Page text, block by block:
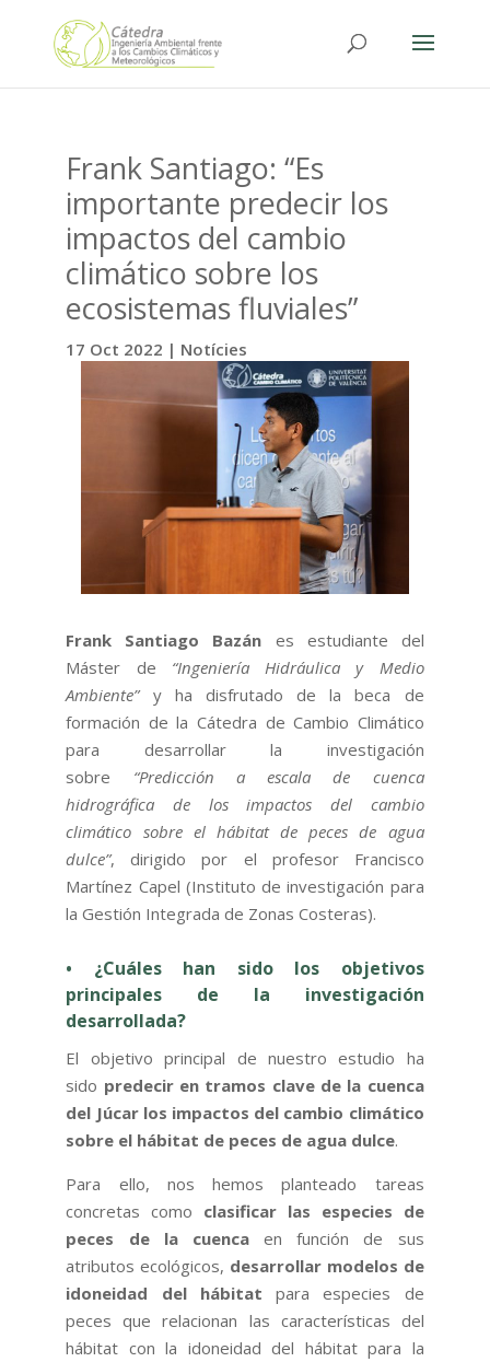
Frank Santiago: “Es
importante predecir los
impactos del cambio
climático sobre los
ecosistemas fluviales”
17 Oct 2022 | Notícies
Frank Santiago Bazán es estudiante del
Máster de “Ingeniería Hidráulica y Medio
Ambiente” y ha disfrutado de la beca de
formación de la Cátedra de Cambio Climático
para desarrollar la investigación
sobre “Predicción a escala de cuenca
hidrográfica de los impactos del cambio
climático sobre el hábitat de peces de agua
dulce”, dirigido por el profesor Francisco
Martínez Capel (Instituto de investigación para
la Gestión Integrada de Zonas Costeras).
• ¿Cuáles han sido los objetivos
principales de la investigación
desarrollada?
El objetivo principal de nuestro estudio ha
sido predecir en tramos clave de la cuenca
del Júcar los impactos del cambio climático
sobre el hábitat de peces de agua dulce.
Para ello, nos hemos planteado tareas
concretas como clasificar las especies de
peces de la cuencaen función de sus
atributos ecológicos, desarrollar modelos de
idoneidad del hábitat para especies de
peces que relacionan las características del
hábitat con la idoneidad del hábitat para la